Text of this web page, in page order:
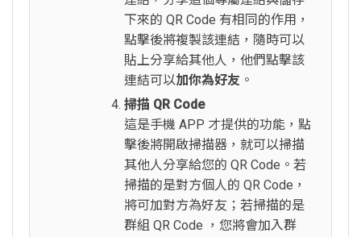
下來的 QR Code 有相同的作用，
點擊後將複製該連結，隨時可以
貼上分享給其他人，他們點擊該
連結可以加你為好友 。
掃描 QR Code
這是手機 APP 才提供的功能，點
擊後將開啟掃描器，就可以掃描
其他人分享給您的 QR Code。若
掃描的是對方個人的 QR Code，
將可加對方為好友；若掃描的是
群組 QR Code ，您將會加入群